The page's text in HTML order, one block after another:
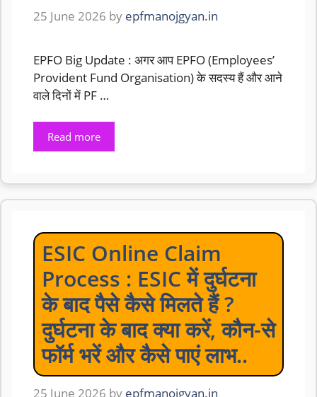
25 June 2026 by epfmanojgyan.in
EPFO Big Update : अगर आप EPFO (Employees’
Provident Fund Organisation) के सदस्य हैं और आने
वाले दिनों में PF …
Read more
ESIC Online Claim
Process : ESIC में दुर्घटना
के बाद पैसे कैसे मिलते हैं ?
दुर्घटना के बाद क्या करें, कौन-से
फॉर्म भरें और कैसे पाएं लाभ..
25 June 2026 by epfmanojgyan.in